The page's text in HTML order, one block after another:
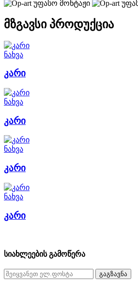
უფასო მონტაჟი
მზგავსი პროდუქცია
ნახვა
კარი
ნახვა
კარი
ნახვა
კარი
ნახვა
კარი
სიახლეების გამოწერა
გაგზავნა